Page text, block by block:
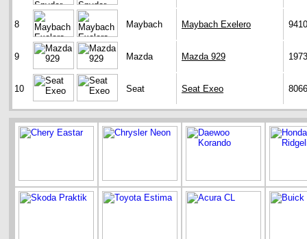
8 Maybach Maybach Exelero
9 Mazda Mazda 929
10 Seat Seat Exeo